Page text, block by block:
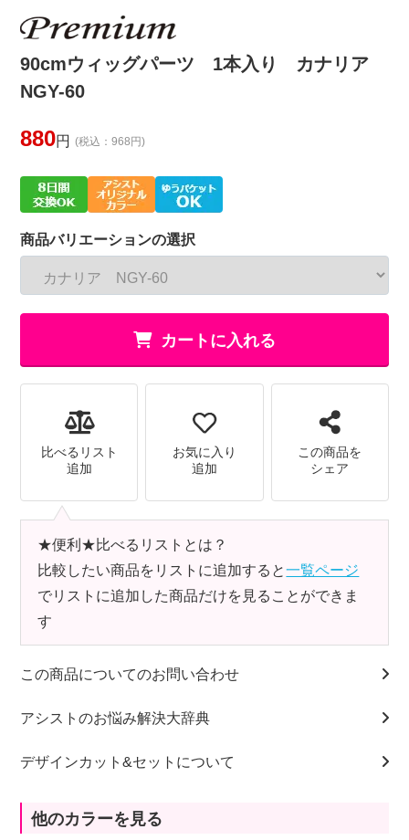
90cmウィッグパーツ 1本入り カナリア
NGY-60
880円 (税込：968円)
商品バリエーションの選択
カートに入れる
比べるリスト
追加
お気に入り
追加
この商品を
シェア
★便利★比べるリストとは？
比較したい商品をリストに追加すると一覧ページ
でリストに追加した商品だけを見ることができま
す
この商品についてのお問い合わせ
アシストのお悩み解決大辞典
デザインカット&セットについて
他のカラーを見る